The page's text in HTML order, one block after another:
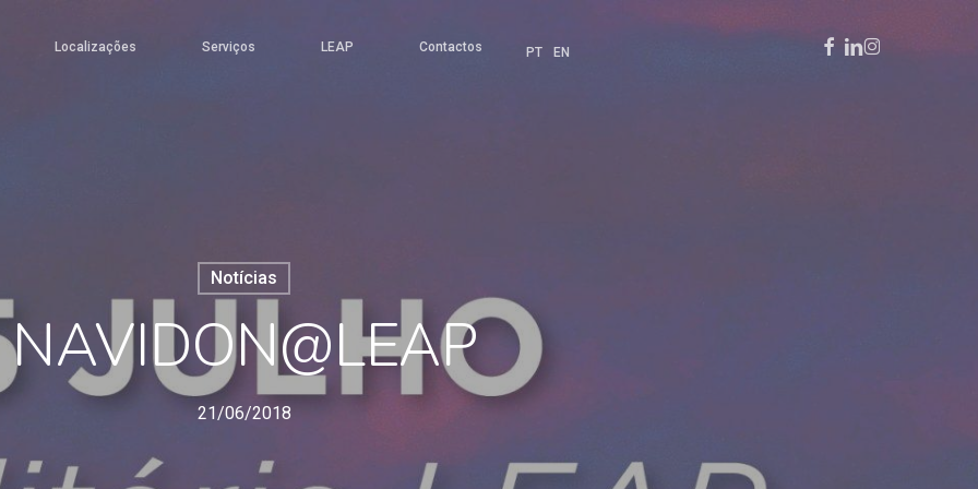
Localizações Serviços LEAP Contactos PT EN Facebook
Linkedin
Instagram
Notícias
NAVIDON@LEAP
21/06/2018